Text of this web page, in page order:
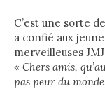
C’est une sorte
a confié aux
merveilleuses
« Chers amis,
pas peur du